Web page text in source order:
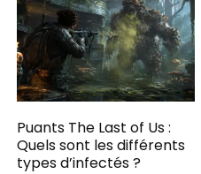
Puants The Last of Us :
Quels sont les différents
types d’infectés ?